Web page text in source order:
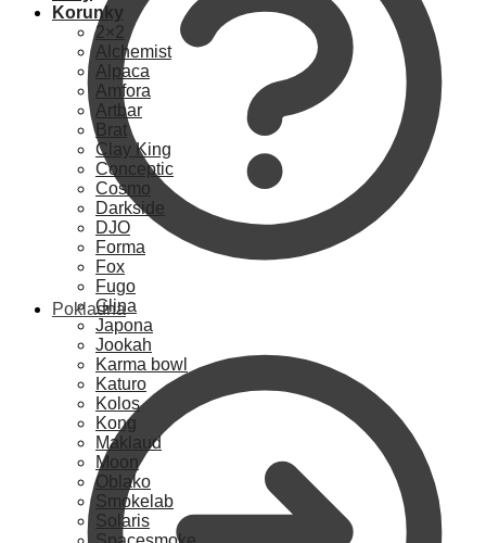
Pokladna
Korunky
2×2
Alchemist
Alpaca
Amfora
Artbar
Brat
Clay King
Conceptic
Cosmo
Darkside
DJO
Forma
Fox
Fugo
Glina
Japona
Jookah
Karma bowl
Katuro
Kolos
Kong
Maklaud
Moon
Oblako
Smokelab
Solaris